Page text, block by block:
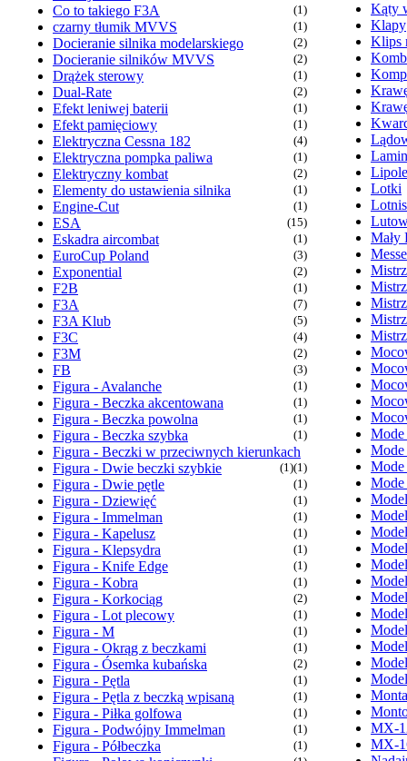
Co to takiego F3A (1)
czarny tłumik MVVS (1)
Docieranie silnika modelarskiego (2)
Docieranie silników MVVS (2)
Drążek sterowy (1)
Dual-Rate (2)
Efekt leniwej baterii (1)
Efekt pamięciowy (1)
Elektryczna Cessna 182 (4)
Elektryczna pompka paliwa (1)
Elektryczny kombat (2)
Elementy do ustawienia silnika (1)
Engine-Cut (1)
ESA (15)
Eskadra aircombat (1)
EuroCup Poland (3)
Exponential (2)
F2B (1)
F3A (7)
F3A Klub (5)
F3C (4)
F3M (2)
FB (3)
Figura - Avalanche (1)
Figura - Beczka akcentowana (1)
Figura - Beczka powolna (1)
Figura - Beczka szybka (1)
Figura - Beczki w przeciwnych kierunkach
(1)
Figura - Dwie beczki szybkie (1)
Figura - Dwie pętle (1)
Figura - Dziewięć (1)
Figura - Immelman (1)
Figura - Kapelusz (1)
Figura - Klepsydra (1)
Figura - Knife Edge (1)
Figura - Kobra (1)
Figura - Korkociąg (2)
Figura - Lot plecowy (1)
Figura - M (1)
Figura - Okrąg z beczkami (1)
Figura - Ósemka kubańska (2)
Figura - Pętla (1)
Figura - Pętla z beczką wpisaną (1)
Figura - Piłka golfowa (1)
Figura - Podwójny Immelman (1)
Figura - Półbeczka (1)
Kąty
Klapy
Klips
Lipole
Lotki
Mały
Mode
Mode
Mode
Mode
MX-
MX-